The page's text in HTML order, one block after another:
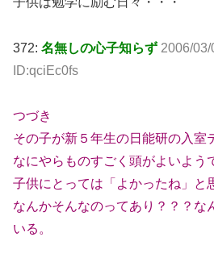
372: 名無しの心子知らず 2006/03/
ID:qciEc0fs
つづき
その子が新５年生の日能研の入室
なにやらものすごく頭がよいよう
子供にとっては「よかったね」と
なんかそんなのってあり？？？な
いる。